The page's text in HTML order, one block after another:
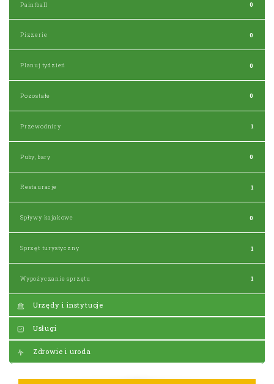
Paintball 0
Pizzerie 0
Planuj tydzień 0
Pozostałe 0
Przewodnicy 1
Puby, bary 0
Restauracje 1
Spływy kajakowe 0
Sprzęt turystyczny 1
Wypożyczanie sprzętu 1
Urzędy i instytucje
Usługi
Zdrowie i uroda